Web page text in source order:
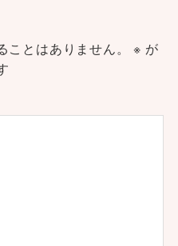
とはありません。 ※ が